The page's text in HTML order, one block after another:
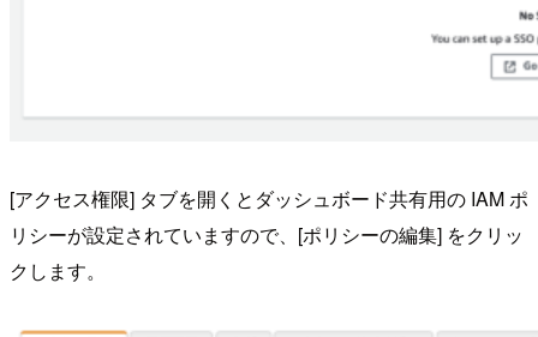
[アクセス権限] タブを開くとダッシュボード共有用の IAM ポ
リシーが設定されていますので、[ポリシーの編集] をクリッ
クします。